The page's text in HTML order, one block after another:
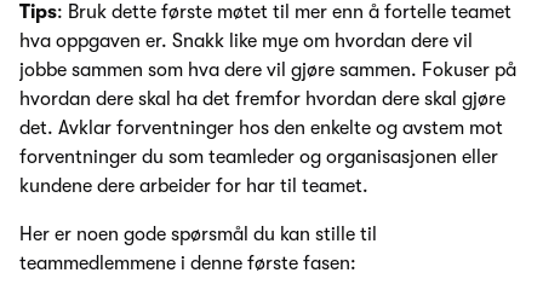
Tips: Bruk dette første møtet til mer enn å fortelle teamet
hva oppgaven er. Snakk like mye om hvordan dere vil
jobbe sammen som hva dere vil gjøre sammen. Fokuser på
hvordan dere skal ha det fremfor hvordan dere skal gjøre
det. Avklar forventninger hos den enkelte og avstem mot
forventninger du som teamleder og organisasjonen eller
kundene dere arbeider for har til teamet.
Her er noen gode spørsmål du kan stille til
teammedlemmene i denne første fasen: